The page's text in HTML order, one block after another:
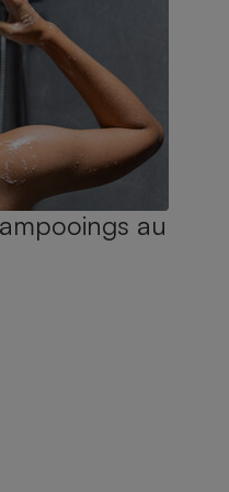
au